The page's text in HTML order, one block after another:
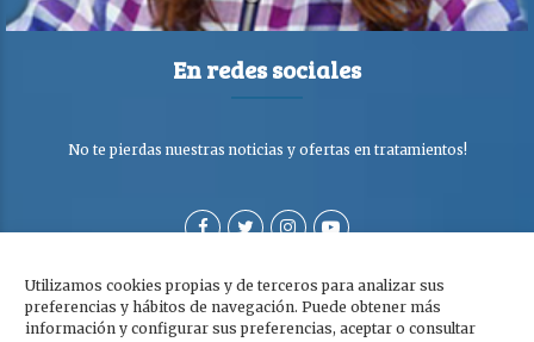
Utilizamos cookies propias y de terceros para analizar sus
preferencias y hábitos de navegación. Puede obtener más
información y configurar sus preferencias, aceptar o consultar
En redes sociales
No te pierdas nuestras noticias y ofertas en tratamientos!